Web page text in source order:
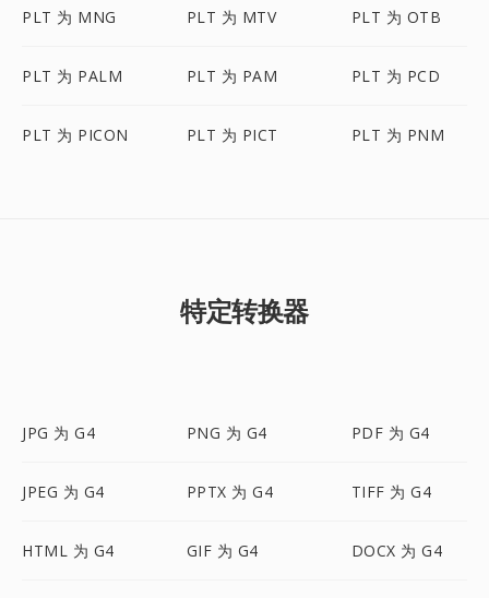
PLT 为 MNG PLT 为 MTV PLT 为 OTB
PLT 为 PALM PLT 为 PAM PLT 为 PCD
PLT 为 PICON PLT 为 PICT PLT 为 PNM
特定转换器
JPG 为 G4 PNG 为 G4 PDF 为 G4
JPEG 为 G4 PPTX 为 G4 TIFF 为 G4
HTML 为 G4 GIF 为 G4 DOCX 为 G4